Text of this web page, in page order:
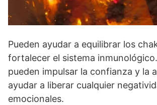
Pueden ayudar a equilibrar los
fortalecer el sistema
pueden impulsar la confianza y la
ayudar a liberar cualquier
emocionales.